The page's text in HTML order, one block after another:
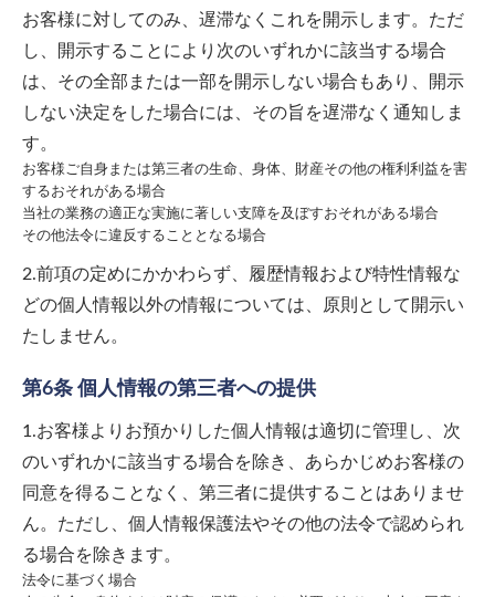
お客様に対してのみ、遅滞なくこれを開示します。ただ
し、開示することにより次のいずれかに該当する場合
は、その全部または一部を開示しない場合もあり、開示
しない決定をした場合には、その旨を遅滞なく通知しま
す。
お客様ご自身または第三者の生命、身体、財産その他の権利利益を害
するおそれがある場合
当社の業務の適正な実施に著しい支障を及ぼすおそれがある場合
その他法令に違反することとなる場合
2.前項の定めにかかわらず、履歴情報および特性情報な
どの個人情報以外の情報については、原則として開示い
たしません。
第6条 個人情報の第三者への提供
1.お客様よりお預かりした個人情報は適切に管理し、次
のいずれかに該当する場合を除き、あらかじめお客様の
同意を得ることなく、第三者に提供することはありませ
ん。ただし、個人情報保護法やその他の法令で認められ
る場合を除きます。
法令に基づく場合